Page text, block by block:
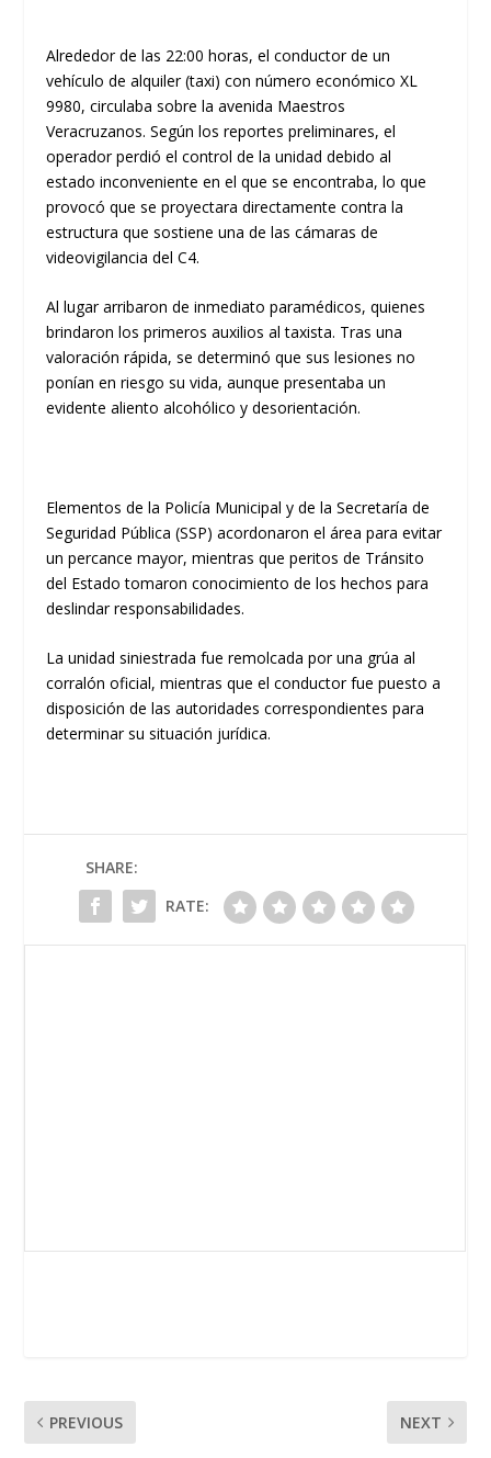
​Alrededor de las 22:00 horas, el conductor de un
vehículo de alquiler (taxi) con número económico XL
9980, circulaba sobre laavenida Maestros
Veracruzanos. Según los reportes preliminares, el
operador perdió el control de la unidad debido al
estado inconveniente en el que se encontraba, lo que
provocó que se proyectara directamente contra la
estructura que sostiene una de las cámaras de
videovigilancia delC4.
​Al lugar arribaron de inmediato paramédicos, quienes
brindaron los primeros auxilios al taxista. Tras una
valoración rápida, se determinó que sus lesiones no
ponían en riesgo su vida, aunque presentaba un
evidente aliento alcohólico y desorientación.
​Elementos de la Policía Municipal y de laSecretaría de
Seguridad Pública (SSP) acordonaron el área para evitar
un percance mayor, mientras que peritos de Tránsito
del Estado tomaron conocimiento de los hechos para
deslindar responsabilidades.
​La unidad siniestrada fue remolcada por una grúa al
corralón oficial, mientras que el conductor fue puesto a
disposición de las autoridades correspondientes para
determinar su situación jurídica.
SHARE:
RATE:
PREVIOUS NEXT